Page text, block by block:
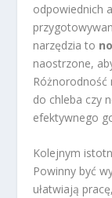
odpowiednich
narzędzia to
naostrzone,
Różnorodność
do chleba czy
efektywnego
Kolejnym
Powinny być
ułatwiają